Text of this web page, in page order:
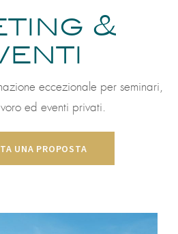
&
eccezionale per seminari,
ed eventi privati.
UNA PROPOSTA